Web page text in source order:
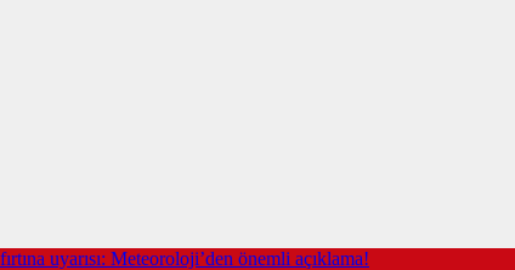
uyarısı: Meteoroloji’den önemli açıklama!